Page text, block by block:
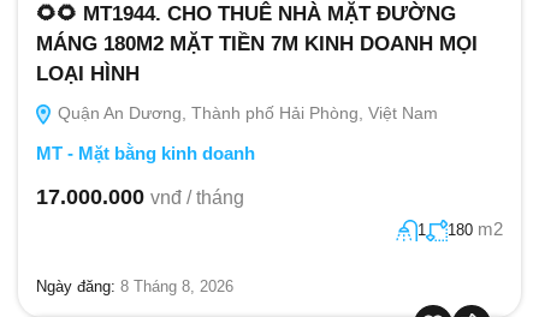
🌻🌻 MT1944. CHO THUÊ NHÀ MẶT ĐƯỜNG
MÁNG 180M2 MẶT TIỀN 7M KINH DOANH MỌI
LOẠI HÌNH
Quận An Dương, Thành phố Hải Phòng, Việt Nam
MT - Mặt bằng kinh doanh
17.000.000 vnđ / tháng
1 180 m2
Ngày đăng: 8 Tháng 8, 2026